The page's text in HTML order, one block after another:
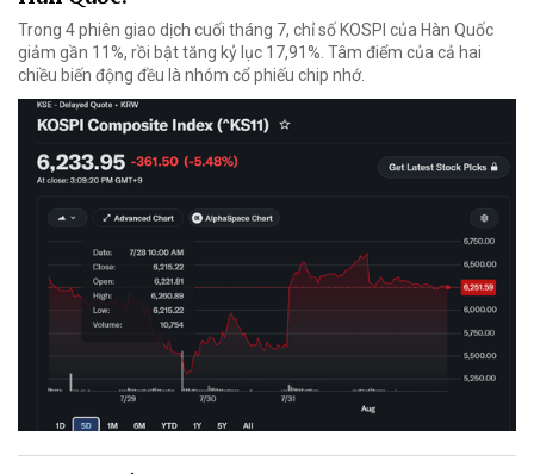
Trong 4 phiên giao dịch cuối tháng 7, chỉ số KOSPI của Hàn Quốc
giảm gần 11%, rồi bật tăng kỷ lục 17,91%. Tâm điểm của cả hai
chiều biến động đều là nhóm cổ phiếu chip nhớ.